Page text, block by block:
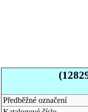
Předběžné označení